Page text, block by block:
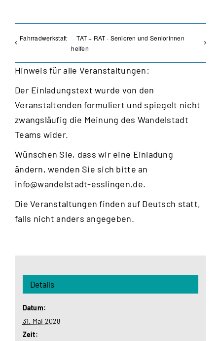
Fahrradwerkstatt
TAT + RAT · Senioren und Seniorinnen
helfen
Hinweis für alle Veranstaltungen:
Der Einladungstext wurde von den
Veranstaltenden formuliert und spiegelt nicht
zwangsläufig die Meinung des Wandelstadt
Teams wider.
Wünschen Sie, dass wir eine Einladung
ändern, wenden Sie sich bitte an
info@wandelstadt-esslingen.de.
Die Veranstaltungen finden auf Deutsch statt,
falls nicht anders angegeben.
Details
Datum:
31. Mai 2028
Zeit: